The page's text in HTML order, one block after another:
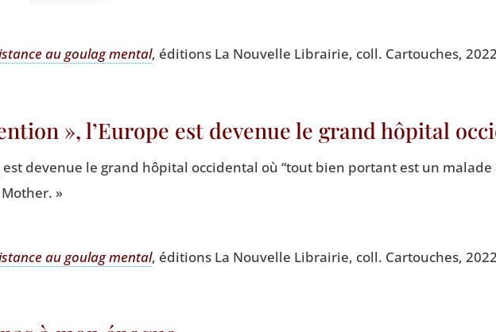
au gou­lag men­tal, édi­tions La Nou­velle Librai­rie, coll. Car­touches, 2022
», l’Europe est devenue le grand hôpital
est deve­nue le grand hôpi­tal occi­den­tal où “tout bien por­tant est un malade
Mother. »
au gou­lag men­tal, édi­tions La Nou­velle Librai­rie, coll. Car­touches, 2022